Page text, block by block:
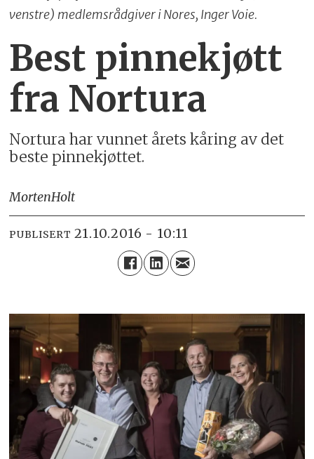
venstre) medlemsrådgiver i Nores, Inger Voie.
Best pinnekjøtt
fra Nortura
Nortura har vunnet årets kåring av det
beste pinnekjøttet.
MortenHolt
PUBLISERT 21.10.2016 - 10:11